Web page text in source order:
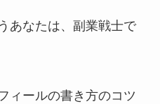
あなたは、副業戦士で
ィールの書き方のコツ